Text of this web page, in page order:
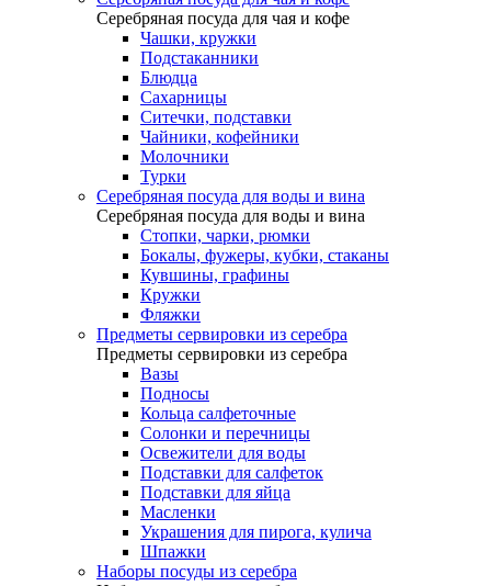
Серебряная посуда для чая и кофе
Чашки, кружки
Подстаканники
Блюдца
Сахарницы
Ситечки, подставки
Чайники, кофейники
Молочники
Турки
Серебряная посуда для воды и вина
Серебряная посуда для воды и вина
Стопки, чарки, рюмки
Бокалы, фужеры, кубки, стаканы
Кувшины, графины
Кружки
Фляжки
Предметы сервировки из серебра
Предметы сервировки из серебра
Вазы
Подносы
Кольца салфеточные
Солонки и перечницы
Освежители для воды
Подставки для салфеток
Подставки для яйца
Масленки
Украшения для пирога, кулича
Шпажки
Наборы посуды из серебра